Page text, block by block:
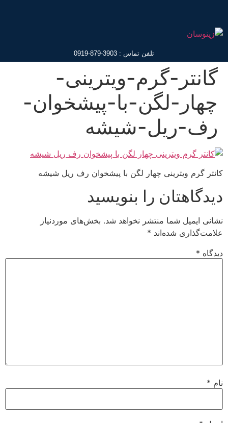
تلفن تماس : 3903-879-0919
گانتر-گرم-ویترینی-
چهار-لگن-با-پیشخوان-
رف-ریل-شیشه
کانتر گرم ویترینی چهار لگن با پیشخوان رف ریل شیشه
دیدگاهتان را بنویسید
نشانی ایمیل شما منتشر نخواهد شد. بخش‌های موردنیاز
علامت‌گذاری شده‌اند *
دیدگاه *
نام *